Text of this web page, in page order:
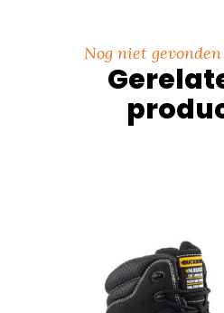
Nog niet